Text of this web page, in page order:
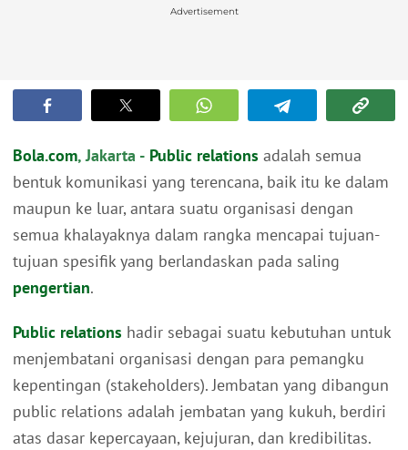
Advertisement
Bola.com, Jakarta - Public relations adalah semua
bentuk komunikasi yang terencana, baik itu ke dalam
maupun ke luar, antara suatu organisasi dengan
semua khalayaknya dalam rangka mencapai tujuan-
tujuan spesifik yang berlandaskan pada saling
pengertian.
Public relations hadir sebagai suatu kebutuhan untuk
menjembatani organisasi dengan para pemangku
kepentingan (stakeholders). Jembatan yang dibangun
public relations adalah jembatan yang kukuh, berdiri
atas dasar kepercayaan, kejujuran, dan kredibilitas.